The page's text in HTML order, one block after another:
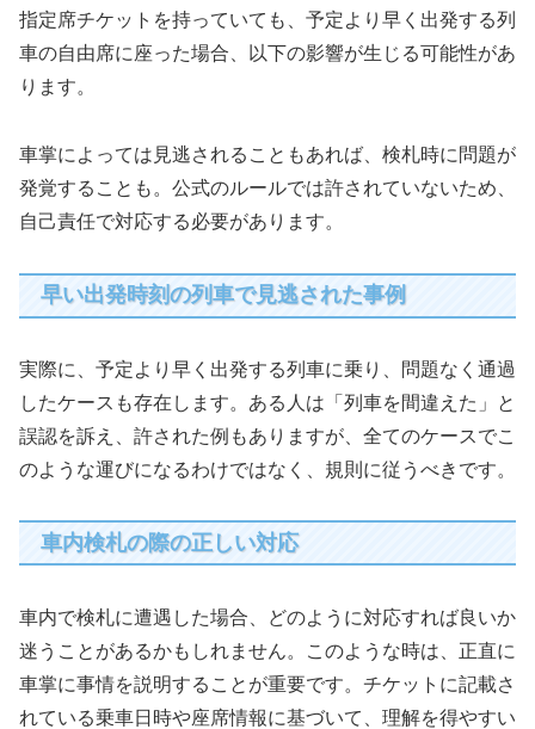
指定席チケットを持っていても、予定より早く出発する列
車の自由席に座った場合、以下の影響が生じる可能性があ
ります。
車掌によっては見逃されることもあれば、検札時に問題が
発覚することも。公式のルールでは許されていないため、
自己責任で対応する必要があります。
早い出発時刻の列車で見逃された事例
実際に、予定より早く出発する列車に乗り、問題なく通過
したケースも存在します。ある人は「列車を間違えた」と
誤認を訴え、許された例もありますが、全てのケースでこ
のような運びになるわけではなく、規則に従うべきです。
車内検札の際の正しい対応
車内で検札に遭遇した場合、どのように対応すれば良いか
迷うことがあるかもしれません。このような時は、正直に
車掌に事情を説明することが重要です。チケットに記載さ
れている乗車日時や座席情報に基づいて、理解を得やすい